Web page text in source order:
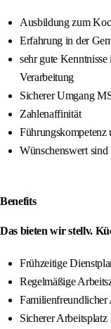
Ausbildung zum
Erfahrung in der
sehr gute
Verarbeitung
Sicherer Umgang
Zahlenaffinität
Wünschenswert sind
Benefits
Das bieten wir stellv.
Frühzeitige
Regelmäßige
Familienfreundlicher
Sicherer Arbeitsplatz